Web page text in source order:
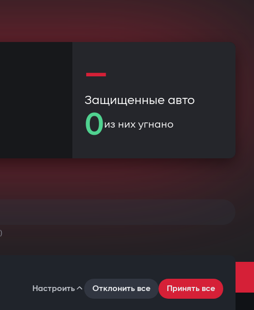
—
Защищенные авто
0из них угнано
Настроить Отклонить все Принять все